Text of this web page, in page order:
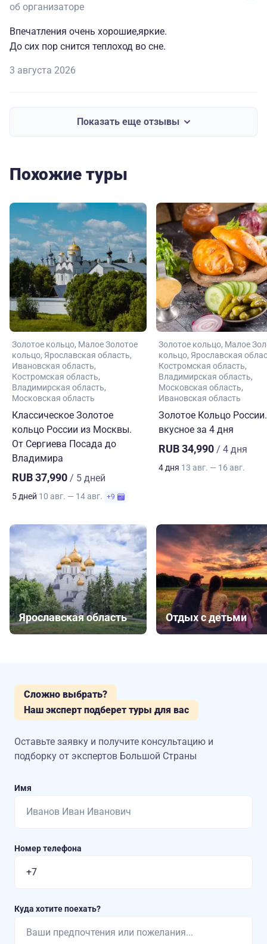
об организаторе
Впечатления очень хорошие,яркие.
До сих пор снится теплоход во сне.
3 августа 2026
Показать еще отзывы
Похожие туры
Золотое кольцо Малое Золотое
кольцо Ярославская область
Ивановская область
Костромская область
Владимирская область
Московская область
Классическое Золотое
кольцо России из Москвы.
От Сергиева Посада до
Владимира
RUB 37,990 / 5 дней
5 дней 10 авг. — 14 авг. +9
Золотое кольцо Малое
кольцо Ярославская
Костромская область
Владимирская область
Московская область
Ивановская область
Золотое Кольцо
вкусное за 4 дня
RUB 34,990 / 4 дня
4 дня 13 авг. — 16 авг.
Ярославская область Отдых с детьми
Сложно выбрать?
Наш эксперт подберет туры для вас
Оставьте заявку и получите консультацию и
подборку от экспертов Большой Страны
Имя
Номер телефона
Куда хотите поехать?